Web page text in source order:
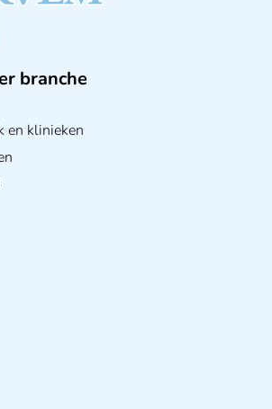
branche
en klinieken